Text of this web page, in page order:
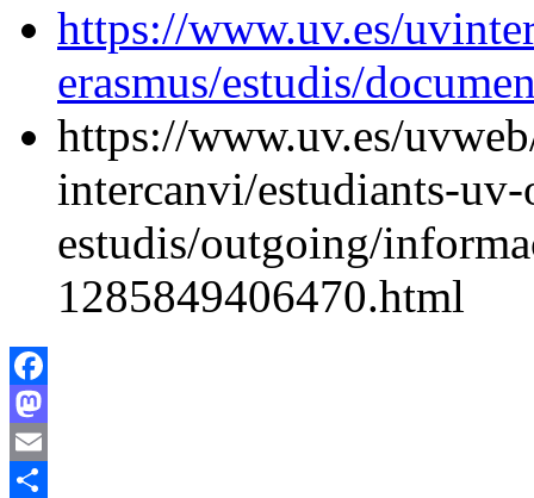
https://www.uv.es/
erasmus/estudis/
https://www.uv.es/
intercanvi/estudiants-
estudis/outgoing/
1285849406470.html
Facebook
Mastodon
Email